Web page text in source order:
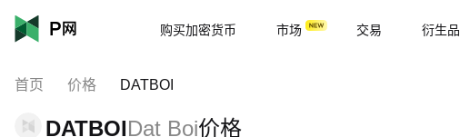
购买加密货币 市场 交易 衍生品
首页 价格 DATBOI
DATBOIDat Boi价格